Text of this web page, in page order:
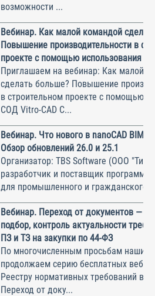
возможности ...
Вебинар. Как малой командой
Повышение производительности в
проекте с помощью использования
Приглашаем на вебинар: Как малой
сделать больше? Повышение
в строительном проекте с помощью
СОД Vitro-CAD С...
Вебинар. Что нового в nanoCAD BIM
Обзор обновлений 26.0 и 25.1
Организатор: TBS Software (ООО
разработчик и поставщик
для промышленного и гражданского
Вебинар. Переход от документов — к
подбор, контроль актуальности
ПЗ и ТЗ на закупки по 44-ФЗ
По многочисленным просьбам наших
продолжаем серию бесплатных
Реестру нормативных требований в
Переход от доку...